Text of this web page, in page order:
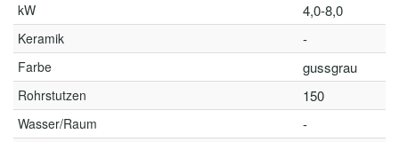
kW 4,0-8,0
Keramik -
Farbe gussgrau
Rohrstutzen 150
Wasser/Raum -